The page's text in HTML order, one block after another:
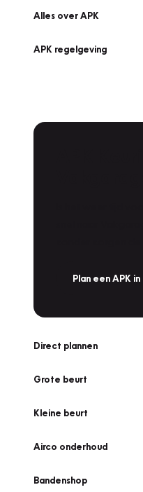
Alles over APK
APK regelgeving
Plan een APK in
Direct plannen
Grote beurt
Kleine beurt
Airco onderhoud
Bandenshop